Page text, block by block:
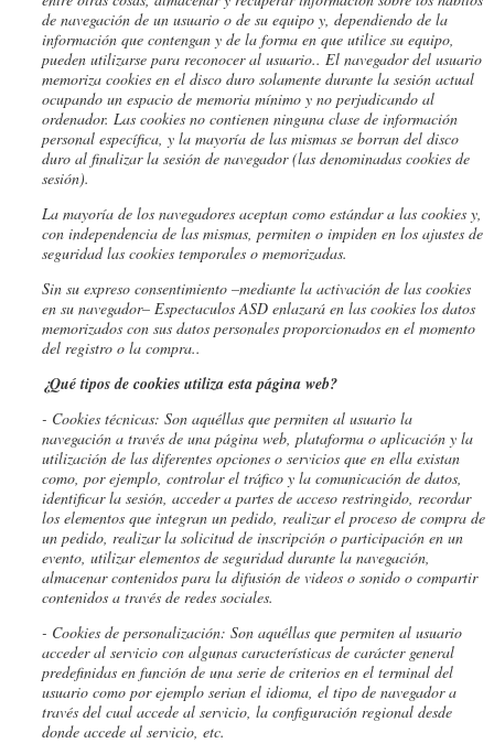
de navegación de un usuario o de su equipo y, dependiendo de la
información que contengan y de la forma en que utilice su equipo,
pueden utilizarse para reconocer al usuario.. El navegador del usuario
memoriza cookies en el disco duro solamente durante la sesión actual
ocupando un espacio de memoria mínimo y no perjudicando al
ordenador. Las cookies no contienen ninguna clase de información
personal específica, y la mayoría de las mismas se borran del disco
duro al finalizar la sesión de navegador (las denominadas cookies de
sesión).
La mayoría de los navegadores aceptan como estándar a las cookies y,
con independencia de las mismas, permiten o impiden en los ajustes de
seguridad las cookies temporales o memorizadas.
Sin su expreso consentimiento –mediante la activación de las cookies
en su navegador– Espectaculos ASD enlazará en las cookies los datos
memorizados con sus datos personales proporcionados en el momento
del registro o la compra..
¿Qué tipos de cookies utiliza esta página web?
- Cookies técnicas: Son aquéllas que permiten al usuario la
navegación a través de una página web, plataforma o aplicación y la
utilización de las diferentes opciones o servicios que en ella existan
como, por ejemplo, controlar el tráfico y la comunicación de datos,
identificar la sesión, acceder a partes de acceso restringido, recordar
los elementos que integran un pedido, realizar el proceso de compra de
un pedido, realizar la solicitud de inscripción o participación en un
evento, utilizar elementos de seguridad durante la navegación,
almacenar contenidos para la difusión de videos o sonido o compartir
contenidos a través de redes sociales.
- Cookies de personalización: Son aquéllas que permiten al usuario
acceder al servicio con algunas características de carácter general
predefinidas en función de una serie de criterios en el terminal del
usuario como por ejemplo serian el idioma, el tipo de navegador a
través del cual accede al servicio, la configuración regional desde
donde accede al servicio, etc.